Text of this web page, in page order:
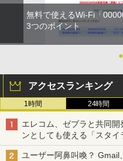
無料で使えるWi-Fi「
3つのポイント
●
アクセスランキング
1時間 24時間
エレコム、ゼブラと共同
ンとしても使える「スタ
も、持ち替えずに書き込め
ユーザー阿鼻叫喚？ Gmail